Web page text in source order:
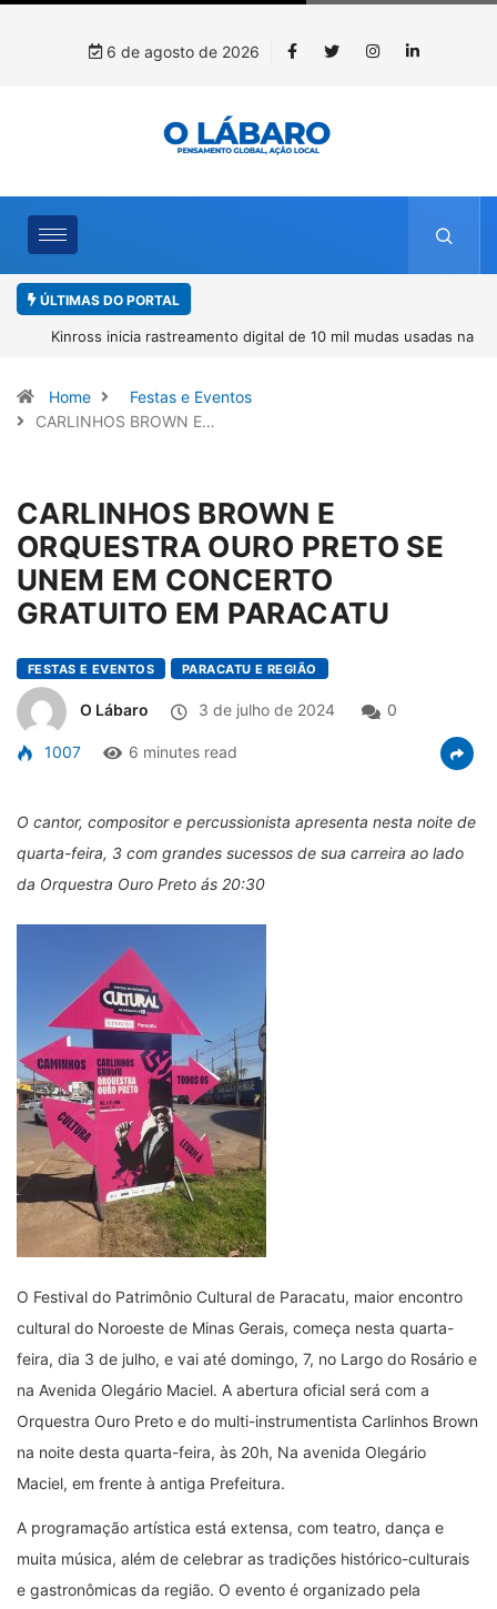
6 de agosto de 2026
ÚLTIMAS DO PORTAL
Kinross inicia rastreamento digital de 10 mil mudas usadas na
Home
Festas e Eventos
CARLINHOS BROWN E…
CARLINHOS BROWN E
ORQUESTRA OURO PRETO SE
UNEM EM CONCERTO
GRATUITO EM PARACATU
FESTAS E EVENTOS PARACATU E REGIÃO
O Lábaro 3 de julho de 2024 0
1007 6 minutes read
O cantor, compositor e percussionista apresenta nesta noite de
quarta-feira, 3 com grandes sucessos de sua carreira ao lado
da Orquestra Ouro Preto ás 20:30
O Festival do Patrimônio Cultural de Paracatu, maior encontro
cultural do Noroeste de Minas Gerais, começa nesta quarta-
feira, dia 3 de julho, e vai até domingo, 7, no Largo do Rosário e
na Avenida Olegário Maciel. A abertura oficial será com a
Orquestra Ouro Preto e do multi-instrumentista Carlinhos Brown
na noite desta quarta-feira, às 20h, Na avenida Olegário
Maciel, em frente à antiga Prefeitura.
A programação artística está extensa, com teatro, dança e
muita música, além de celebrar as tradições histórico-culturais
e gastronômicas da região. O evento é organizado pela